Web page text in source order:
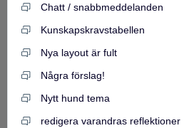
Chatt / snabbmeddelanden
Kunskapskravstabellen
Nya layout är fult
Några förslag!
Nytt hund tema
redigera varandras reflektioner